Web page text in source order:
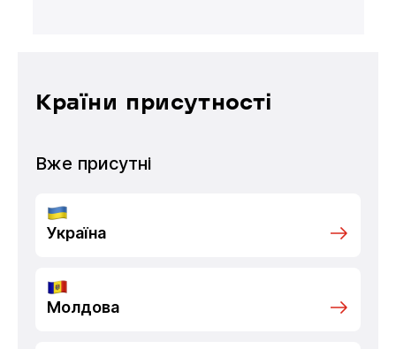
Країни присутності
Вже присутні
Україна
Молдова